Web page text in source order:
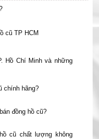
cũ TP HCM
Hồ Chí Minh và những
chính hãng?
đồng hồ cũ?
cũ chất lượng không